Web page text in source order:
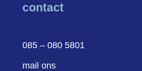
contact
085 – 080 5801
mail ons